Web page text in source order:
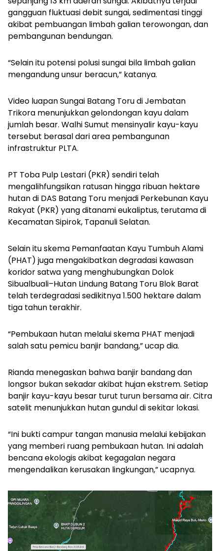
gangguan fluktuasi debit sungai, sedimentasi tinggi
akibat pembuangan limbah galian terowongan, dan
pembangunan bendungan.
“Selain itu potensi polusi sungai bila limbah galian
mengandung unsur beracun,” katanya.
Video luapan Sungai Batang Toru di Jembatan
Trikora menunjukkan gelondongan kayu dalam
jumlah besar. Walhi Sumut mensinyalir kayu-kayu
tersebut berasal dari area pembangunan
infrastruktur PLTA.
⁠PT Toba Pulp Lestari (PKR) sendiri telah
mengalihfungsikan ratusan hingga ribuan hektare
hutan di DAS Batang Toru menjadi Perkebunan Kayu
Rakyat (PKR) yang ditanami eukaliptus, terutama di
Kecamatan Sipirok, Tapanuli Selatan.
Selain itu skema Pemanfaatan Kayu Tumbuh Alami
(PHAT) juga mengakibatkan degradasi kawasan
koridor satwa yang menghubungkan Dolok
Sibualbuali–Hutan Lindung Batang Toru Blok Barat
telah terdegradasi sedikitnya 1.500 hektare dalam
tiga tahun terakhir.
“Pembukaan hutan melalui skema PHAT menjadi
salah satu pemicu banjir bandang,” ucap dia.
Rianda menegaskan bahwa banjir bandang dan
longsor bukan sekadar akibat hujan ekstrem. Setiap
banjir kayu-kayu besar turut turun bersama air. Citra
satelit menunjukkan hutan gundul di sekitar lokasi.
“Ini bukti campur tangan manusia melalui kebijakan
yang memberi ruang pembukaan hutan. Ini adalah
bencana ekologis akibat kegagalan negara
mengendalikan kerusakan lingkungan,” ucapnya.